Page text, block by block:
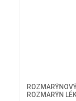
ROZMARÝN